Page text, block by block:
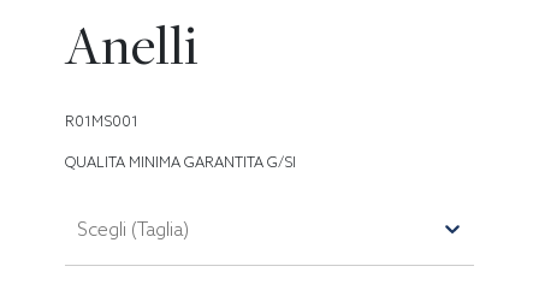
Anelli
R01MS001
QUALITA MINIMA GARANTITA G/SI
Scegli (Taglia)